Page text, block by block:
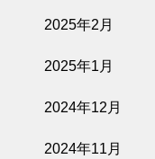
2025年2月
2025年1月
2024年12月
2024年11月